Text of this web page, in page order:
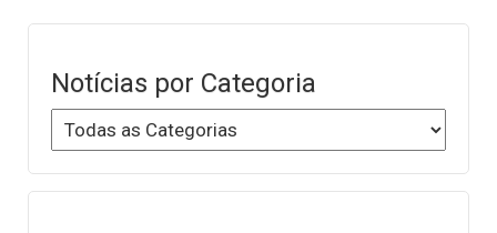
Notícias por Categoria